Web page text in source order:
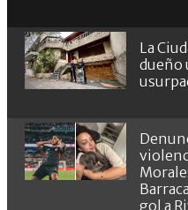
La
dueño
gol a